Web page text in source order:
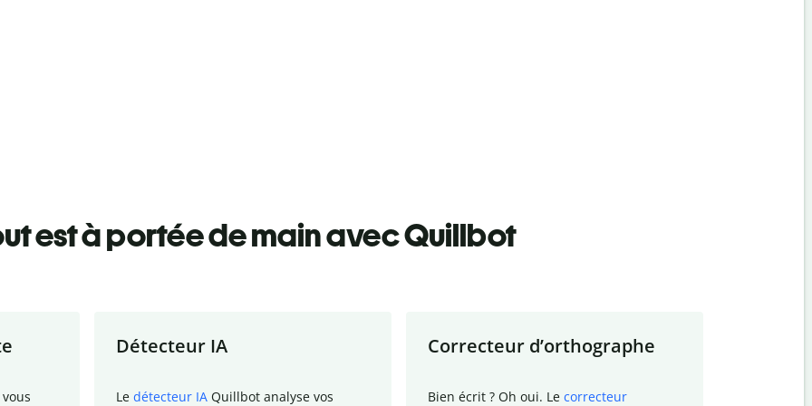
est à portée de main avec Quillbot
Détecteur IA
Le détecteur IA Quillbot analyse vos
Correcteur d’orthographe
Bien écrit ? Oh oui. Le correcteur